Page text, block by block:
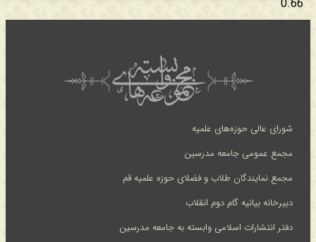
شورای عالی حوزه‌های علمیه
مجمع عمومی جامعه مدرسین
مجمع نمایندگان طلاب و فضلای حوزه علمیه قم
دبیرخانه بیانیه گام دوم انقلاب
دفتر انتشارات اسلامی وابسته به جامعه مدرسین